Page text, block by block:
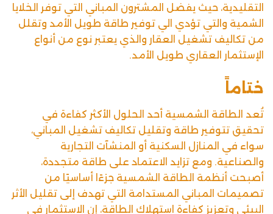
التقليدية، حيث يفضل المشترون المباني التي توفر الخلايا
الشمية والتي تؤدي الي توفير طاقة طويل الأمد وتقلل
من تكاليف تشغيل العقار والذي يعتبر نوع من أنواع
الإستثمار العقاري طويل الأمد.
ختاماً
تُعد الطاقة الشمسية أحد الحلول الأكثر كفاءة في
تحقيق تتوفير طاقة وتقليل تكاليف تشغيل المباني،
سواء في المنازل السكنية أو المنشآت التجارية
والصناعية. ومع تزايد الاعتماد على طاقة متجددة،
أصبحت أنظمة الطاقة الشمسية جزءًا أساسيًا من
تصميمات المباني المستدامة التي تهدف إلى تقليل الأثر
البيئي وتعزيز كفاءة استهلاك الطاقة، إن الاستثمار في